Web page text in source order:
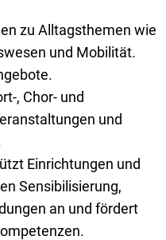
zu Alltagsthemen wie
und Mobilität.
, Chor- und
und
Einrichtungen und
Sensibilisierung,
an und fördert